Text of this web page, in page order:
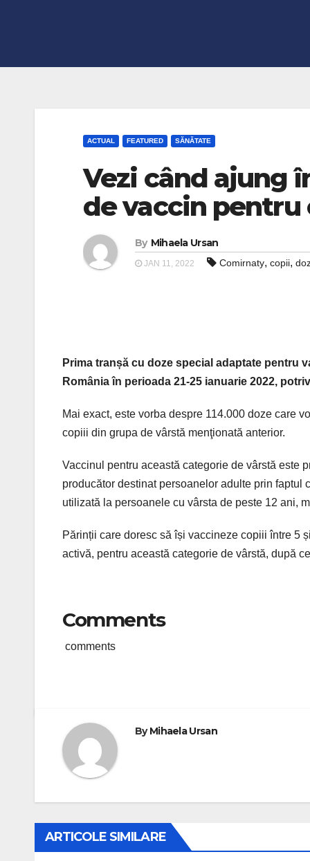
ACTUAL FEATURED SĂNĂTATE
Vezi când ajung
de vaccin pentru
By Mihaela Ursan
JAN 11, 2022 Comirnaty, copii,
Prima tranșă cu doze special adaptate pentru
România în perioada 21-25 ianuarie 2022,
Mai exact, este vorba despre 114.000 doze care
copiii din grupa de vârstă menţionată anterior.
Vaccinul pentru această categorie de vârstă este
producător destinat persoanelor adulte prin faptul
utilizată la persoanele cu vârsta de peste 12 ani,
Părinții care doresc să își vaccineze copiii între 5
activă, pentru această categorie de vârstă, după
Comments
comments
ByMihaela Ursan
ARTICOLE SIMILARE